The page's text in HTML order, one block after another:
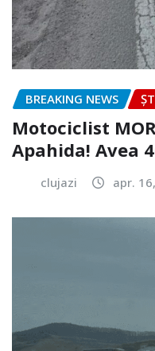
BREAKING NEWS
Motociclist
Apahida! Avea
clujazi apr.